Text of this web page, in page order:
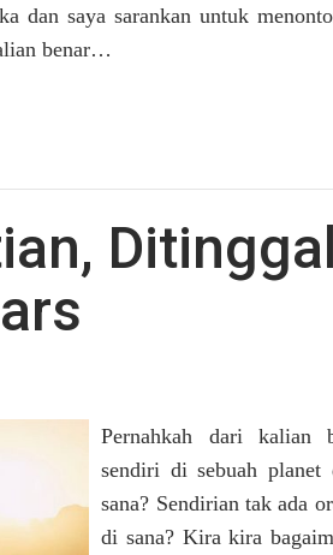
dan saya sarankan untuk
benar…
Ditinggal
Pernahkah dari kalian
sendiri di sebuah planet
sana? Sendirian tak ada
di sana? Kira kira